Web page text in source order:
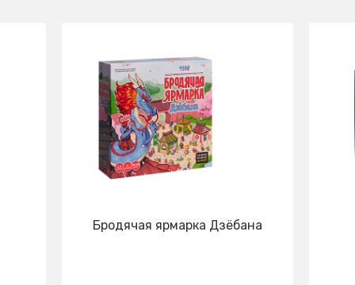
Бродячая ярмарка Дзёбана